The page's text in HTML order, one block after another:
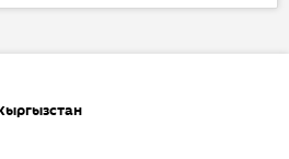
дети